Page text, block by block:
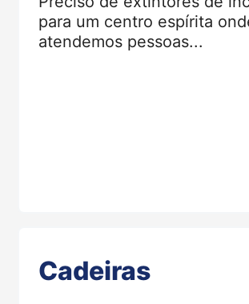
para um centro espírita
atendemos pessoas...
Cadeiras